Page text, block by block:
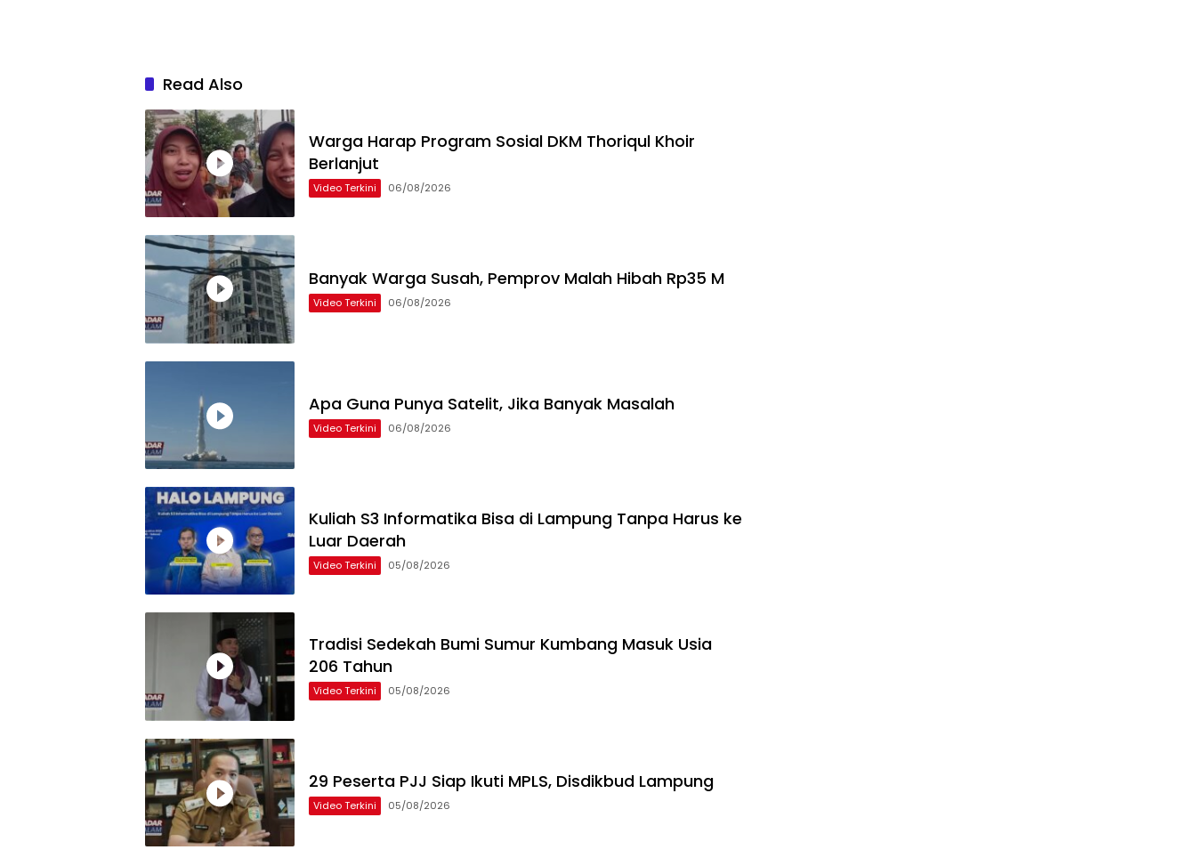
Read Also
Warga Harap Program Sosial DKM Thoriqul Khoir
Berlanjut
Video Terkini 06/08/2026
Banyak Warga Susah, Pemprov Malah Hibah Rp35 M
Video Terkini 06/08/2026
Apa Guna Punya Satelit, Jika Banyak Masalah
Video Terkini 06/08/2026
Kuliah S3 Informatika Bisa di Lampung Tanpa Harus ke
Luar Daerah
Video Terkini 05/08/2026
Tradisi Sedekah Bumi Sumur Kumbang Masuk Usia
206 Tahun
Video Terkini 05/08/2026
29 Peserta PJJ Siap Ikuti MPLS, Disdikbud Lampung
Video Terkini 05/08/2026